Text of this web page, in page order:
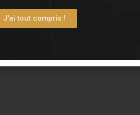
J'ai tout compris !